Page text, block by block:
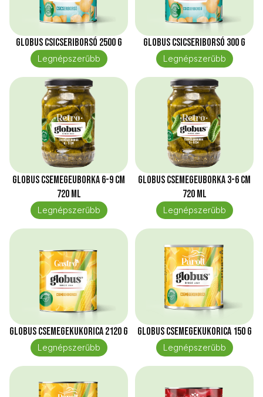
Globus Csicseriborsó 2500 g
Legnépszerűbb
Globus Csicseriborsó 300 g
Legnépszerűbb
Globus Csemegeuborka 6-9 cm
720 ml
Legnépszerűbb
Globus Csemegeuborka 3-6 cm
720 ml
Legnépszerűbb
Globus Csemegekukorica 2120 g
Legnépszerűbb
Globus Csemegekukorica 150 g
Legnépszerűbb